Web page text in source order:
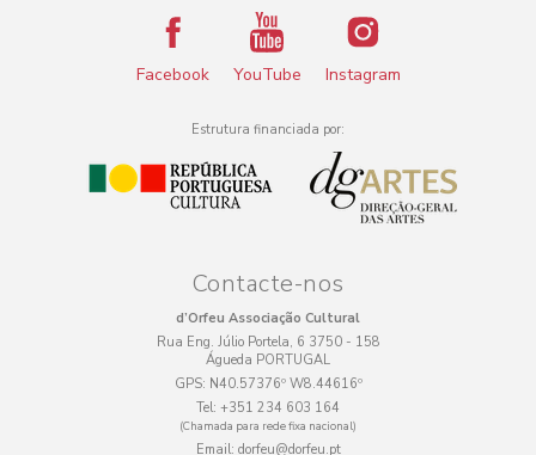
Facebook YouTube Instagram
Estrutura financiada por:
Contacte-nos
d’Orfeu Associação Cultural
Rua Eng. Júlio Portela, 6 3750 - 158
Águeda PORTUGAL
GPS: N40.57376º W8.44616º
Tel: +351 234 603 164
(Chamada para rede fixa nacional)
Email: dorfeu@dorfeu.pt